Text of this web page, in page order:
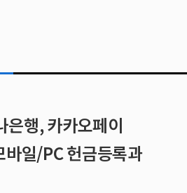
행, 카카오페이
바일/PC 헌금등록과